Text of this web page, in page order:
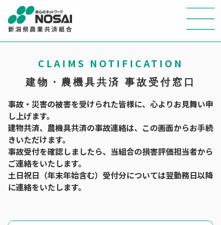
CLAIMS NOTIFICATION
建物・農機具共済 事故受付窓口
事故・災害の被害を受けられた皆様に、心よりお見舞い申
し上げます。
建物共済、農機具共済の事故連絡は、この画面からお手続
きいただけます。
事故受付を確認しましたら、当組合の損害評価担当者から
ご連絡をいたします。
土日祝日（年末年始含む）受付分については翌勤務日以降
に連絡をいたします。